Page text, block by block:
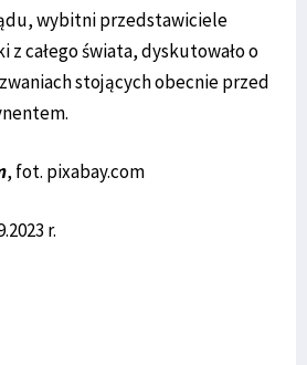
wybitni przedstawiciele
całego świata, dyskutowało o
stojących obecnie przed
, fot. pixabay.com
r.